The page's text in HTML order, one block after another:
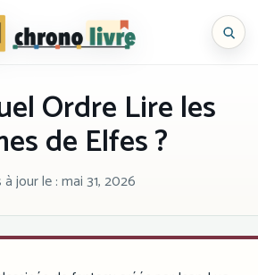
Chronolivre
Ordre Lire les
de Elfes ?
à jour le :mai 31, 2026